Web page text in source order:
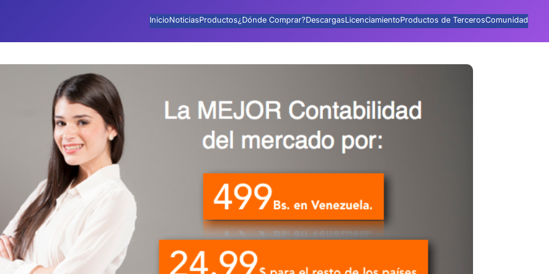
InicioNoticiasProductos¿Dónde Comprar?DescargasLicenciamientoProductos de TercerosComunidad